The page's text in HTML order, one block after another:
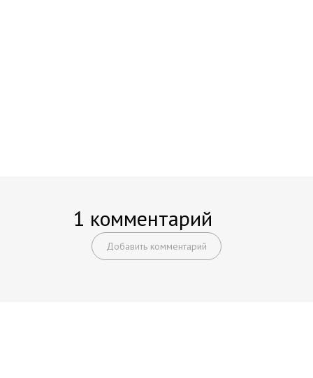
1 комментарий
Добавить комментарий